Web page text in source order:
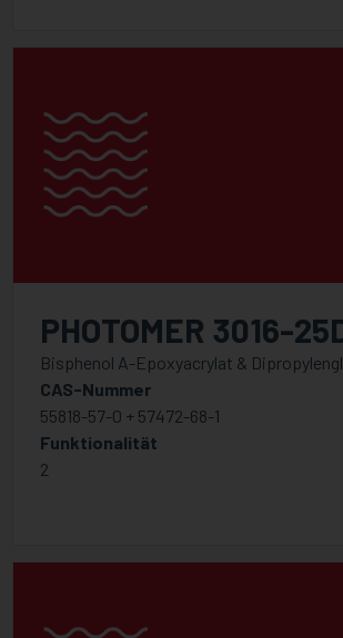
PHOTOMER 3016-
Bisphenol A-Epoxyacrylat &
CAS-Nummer
55818-57-0 + 57472-68-1
Funktionalität
2